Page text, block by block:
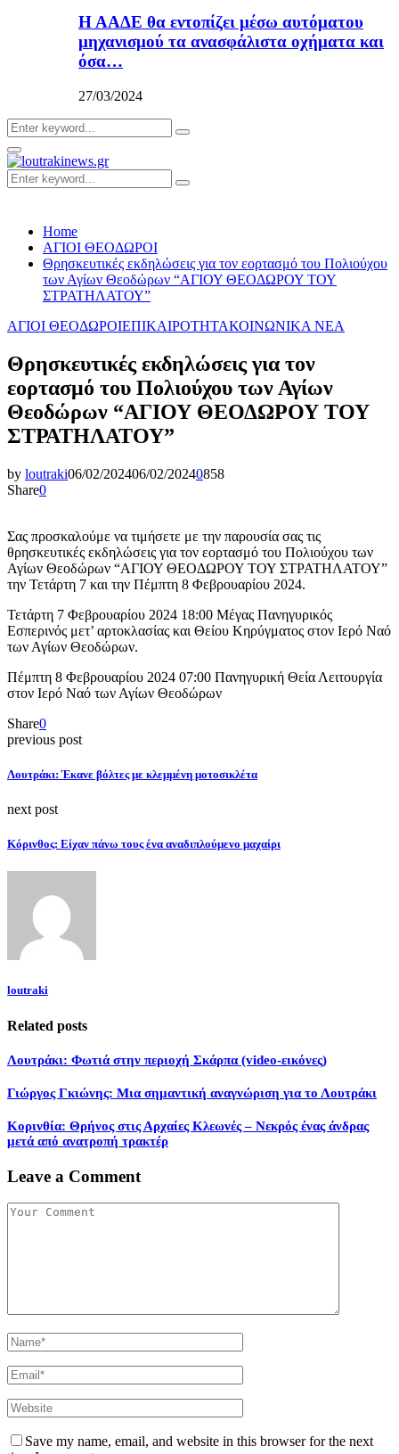
Η ΑΑΔΕ θα εντοπίζει μέσω αυτόματου
μηχανισμού τα ανασφάλιστα οχήματα και
όσα…
27/03/2024
Search
for:
Search
Primary
Menu
Search
for:
Search
Home
ΑΓΙΟΙ ΘΕΟΔΩΡΟΙ
Θρησκευτικές εκδηλώσεις για τον εορτασμό του Πολιούχου
των Αγίων Θεοδώρων “ΑΓΙΟΥ ΘΕΟΔΩΡΟΥ ΤΟΥ
ΣΤΡΑΤΗΛΑΤΟΥ”
ΑΓΙΟΙ ΘΕΟΔΩΡΟΙΕΠΙΚΑΙΡΟΤΗΤΑΚΟΙΝΩΝΙΚΑ ΝΕΑ
Θρησκευτικές εκδηλώσεις για τον
εορτασμό του Πολιούχου των Αγίων
Θεοδώρων “ΑΓΙΟΥ ΘΕΟΔΩΡΟΥ ΤΟΥ
ΣΤΡΑΤΗΛΑΤΟΥ”
by loutraki06/02/202406/02/20240858
Share0
Σας προσκαλούμε να τιμήσετε με την παρουσία σας τις
θρησκευτικές εκδηλώσεις για τον εορτασμό του Πολιούχου των
Αγίων Θεοδώρων “ΑΓΙΟΥ ΘΕΟΔΩΡΟΥ ΤΟΥ ΣΤΡΑΤΗΛΑΤΟΥ”
την Τετάρτη 7 και την Πέμπτη 8 Φεβρουαρίου 2024.
Τετάρτη 7 Φεβρουαρίου 2024 18:00 Μέγας Πανηγυρικός
Εσπερινός μετ’ αρτοκλασίας και Θείου Κηρύγματος στον Ιερό Ναό
των Αγίων Θεοδώρων.
Πέμπτη 8 Φεβρουαρίου 2024 07:00 Πανηγυρική Θεία Λειτουργία
στον Ιερό Ναό των Αγίων Θεοδώρων
Share0
previous post
Λουτράκι: Έκανε βόλτες με κλεμμένη μοτοσικλέτα
next post
Κόρινθος: Είχαν πάνω τους ένα αναδιπλούμενο μαχαίρι
loutraki
Related posts
Λουτράκι: Φωτιά στην περιοχή Σκάρπα (video-εικόνες)
Γιώργος Γκιώνης: Μια σημαντική αναγνώριση για το Λουτράκι
Κορινθία: Θρήνος στις Αρχαίες Κλεωνές – Νεκρός ένας άνδρας
μετά από ανατροπή τρακτέρ
Leave a Comment
Save my name, email, and website in this browser for the next